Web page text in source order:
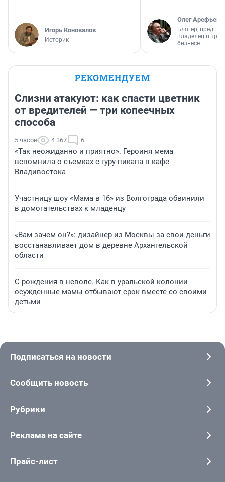
Игорь Коновалов
Историк
Олег Арефьев
Блогер,
владелец в
бизнесе
РЕКОМЕНДУЕМ
Слизни атакуют: как спасти цветник
от вредителей — три копеечных
способа
5 часов 4 367 6
«Так неожиданно и приятно». Героиня мема
вспомнила о съемках с гуру пикапа в кафе
Владивостока
Участницу шоу «Мама в 16» из Волгограда обвинили
в домогательствах к младенцу
«Вам зачем он?»: дизайнер из Москвы за свои деньги
восстанавливает дом в деревне Архангельской
области
С рождения в неволе. Как в уральской колонии
осужденные мамы отбывают срок вместе со своими
детьми
Подписаться на новости
Сообщить новость
Рубрики
Реклама на сайте
Прайс-лист